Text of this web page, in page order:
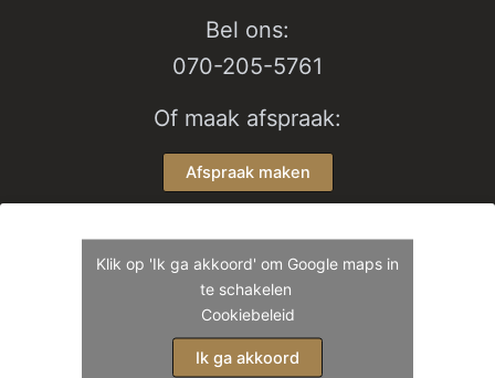
Bel ons:
070-205-5761
Of maak afspraak:
Afspraak maken
Klik op 'Ik ga akkoord' om Google maps in
te schakelen
Cookiebeleid
Ik ga akkoord